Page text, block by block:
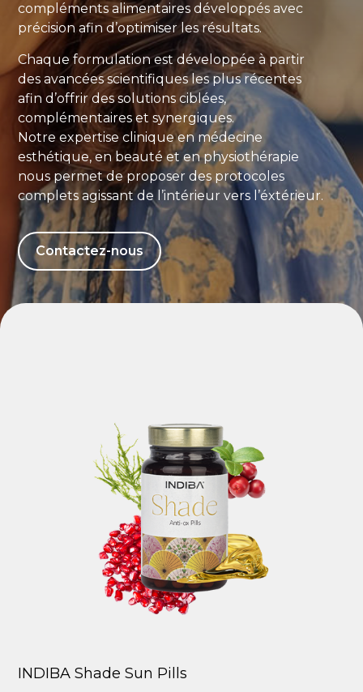
compléments alimentaires développés avec
précision afin d’optimiser les résultats.
Chaque formulation est développée à partir
des avancées scientifiques les plus récentes
afin d’offrir des solutions ciblées,
complémentaires et synergiques.
Notre expertise clinique en médecine
esthétique, en beauté et en physiothérapie
nous permet de proposer des protocoles
complets agissant de l’intérieur vers l’éxtérieur.
Contactez-nous
INDIBA Shade Sun Pills